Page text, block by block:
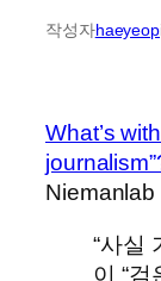
작성자haeyeop
What’s
Niemanlab
“사실
이 “검